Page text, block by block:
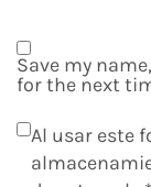
Save my
for the next
Al usar este